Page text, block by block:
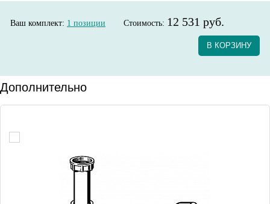
Ваш комплект: 1 позиции Стоимость: 12 531 руб.
В КОРЗИНУ
Дополнительно